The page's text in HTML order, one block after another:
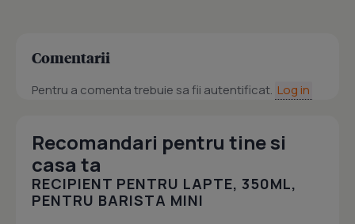
Comentarii
Pentru a comenta trebuie sa fii autentificat. Log in
Recomandari pentru tine si
casa ta
RECIPIENT PENTRU LAPTE, 350ML,
PENTRU BARISTA MINI